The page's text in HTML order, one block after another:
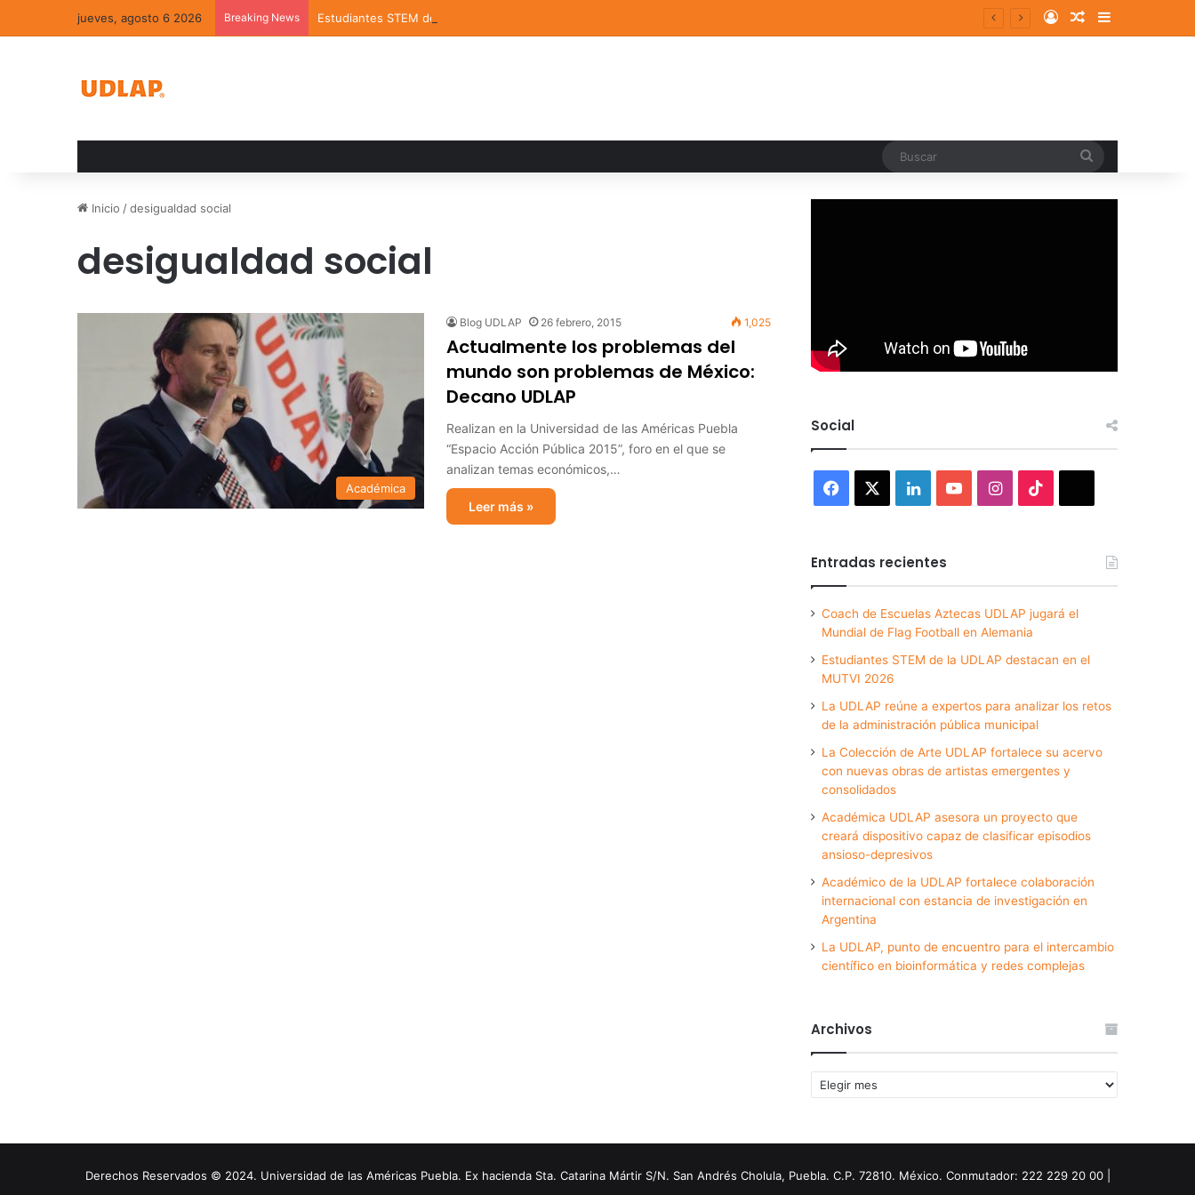
jueves, agosto 6 2026 Breaking News Estudiantes STEM de la UDLAP destacan en el MUTVI 2026 Log InRandom Article
Sidebar
Inicio /desigualdad social
desigualdad social
Académica
Blog UDLAP 26 febrero, 2015 1,025
Actualmente los problemas del
mundo son problemas de México:
Decano UDLAP
Realizan en la Universidad de las Américas Puebla
“Espacio Acción Pública 2015”, foro en el que se
analizan temas económicos,…
Leer más »
Social
Facebook LinkedInYouTubeInstagram
Entradas recientes
Coach de Escuelas Aztecas UDLAP jugará el
Mundial de Flag Football en Alemania
Estudiantes STEM de la UDLAP destacan en el
MUTVI 2026
La UDLAP reúne a expertos para analizar los retos
de la administración pública municipal
La Colección de Arte UDLAP fortalece su acervo
con nuevas obras de artistas emergentes y
consolidados
Académica UDLAP asesora un proyecto que
creará dispositivo capaz de clasificar episodios
ansioso-depresivos
Académico de la UDLAP fortalece colaboración
internacional con estancia de investigación en
Argentina
La UDLAP, punto de encuentro para el intercambio
científico en bioinformática y redes complejas
Archivos
Archivos
Derechos Reservados © 2024. Universidad de las Américas Puebla. Ex hacienda Sta. Catarina Mártir S/N. San Andrés Cholula, Puebla. C.P. 72810. México. Conmutador: 222 229 20 00 |